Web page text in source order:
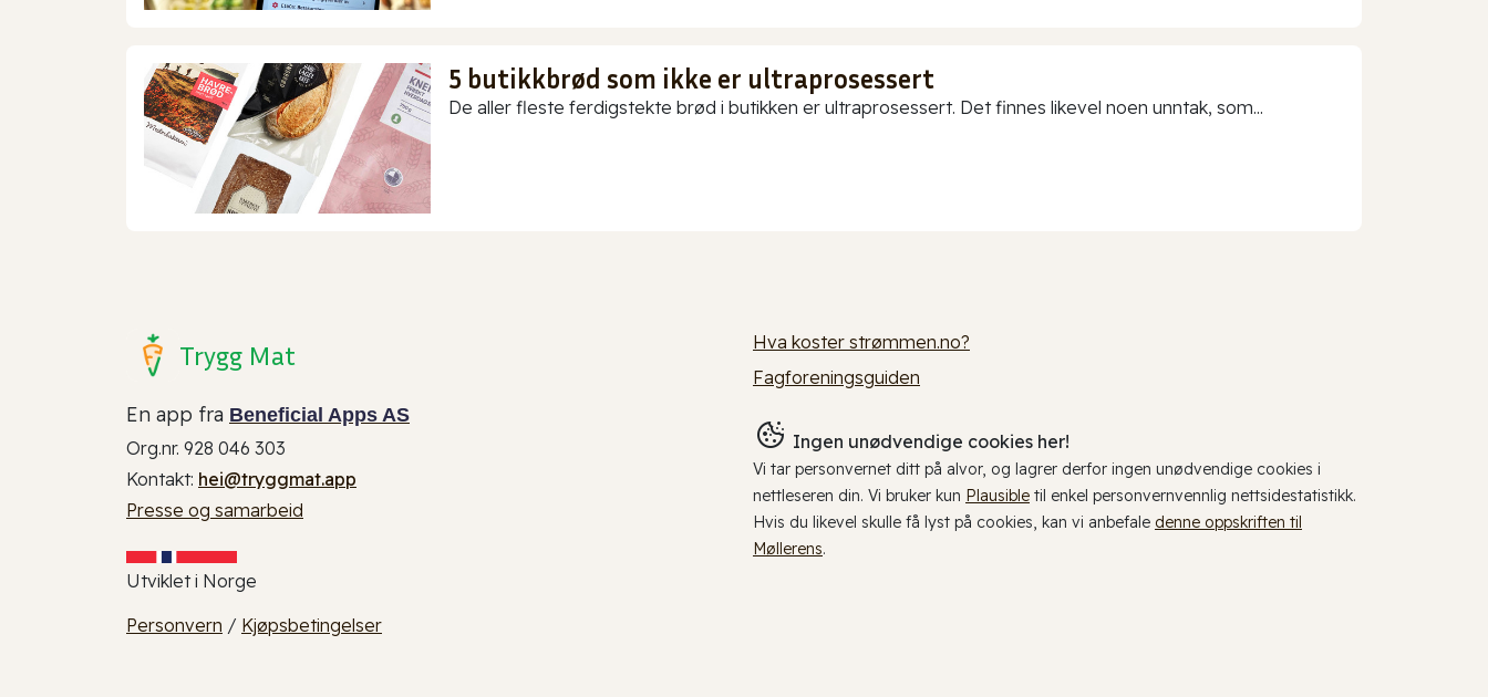
5 butikkbrød som ikke er ultraprosessert
De aller fleste ferdigstekte brød i butikken er ultraprosessert. Det finnes likevel noen unntak, som...
Trygg Mat
En app fra Beneficial Apps AS
Org.nr. 928 046 303
Kontakt: hei@tryggmat.app
Presse og samarbeid
Utviklet i Norge
Personvern / Kjøpsbetingelser
Hva koster strømmen.no?
Fagforeningsguiden
Ingen unødvendige cookies her!
Vi tar personvernet ditt på alvor, og lagrer derfor ingen unødvendige cookies i
nettleseren din. Vi bruker kun Plausible til enkel personvernvennlig nettsidestatistikk.
Hvis du likevel skulle få lyst på cookies, kan vi anbefale denne oppskriften til
Møllerens.